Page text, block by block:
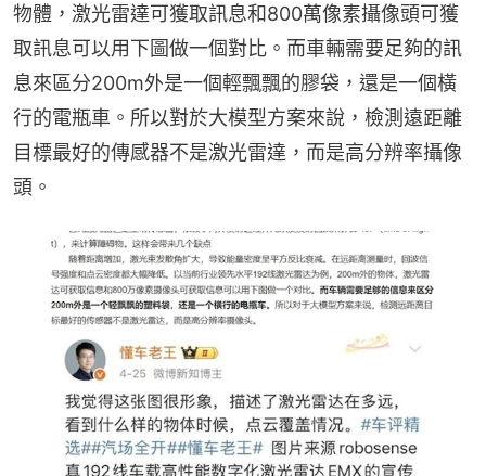
物體，激光雷達可獲取訊息和800萬像素攝像頭可獲
取訊息可以用下圖做一個對比。而車輛需要足夠的訊
息來區分200m外是一個輕飄飄的膠袋，還是一個橫
行的電瓶車。所以對於大模型方案來說，檢測遠距離
目標最好的傳感器不是激光雷達，而是高分辨率攝像
頭。